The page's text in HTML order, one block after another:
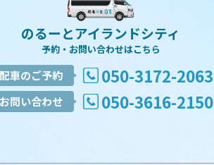
のるーとアイランドシティ
予約・お問い合わせはこちら
配車のご予約 050-3172-2063
お問い合わせ 050-3616-2150